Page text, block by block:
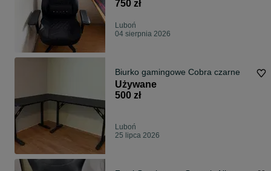
750 zł
Luboń
04 sierpnia 2026
Biurko gamingowe Cobra czarne
Używane
500 zł
Luboń
25 lipca 2026